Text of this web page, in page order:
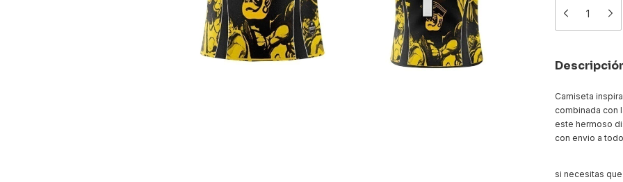
Camiseta
combinada con
este hermoso
con envio a
si necesitas